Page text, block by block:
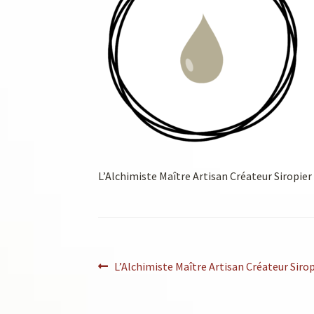
L’Alchimiste Maître Artisan Créateur Siropier
L’Alchimiste Maître Artisan Créateur